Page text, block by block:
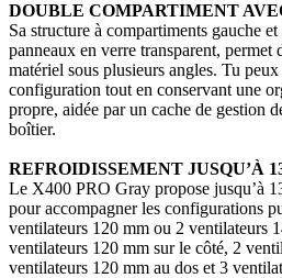
DOUBLE COMPARTIMENT
Sa structure à compartiments gauche
panneaux en verre transparent, permet
matériel sous plusieurs angles. Tu
configuration tout en conservant une
propre, aidée par un cache de gestion
boîtier.
REFROIDISSEMENT JUSQU’À
Le X400 PRO Gray propose jusqu’à
pour accompagner les configurations
ventilateurs 120 mm ou 2 ventilateurs
ventilateurs 120 mm sur le côté, 2
ventilateurs 120 mm au dos et 3